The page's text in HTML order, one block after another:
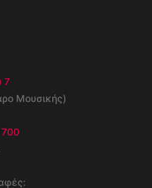
7
Μουσικής)
700